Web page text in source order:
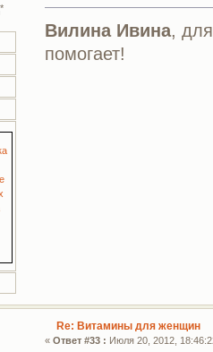
Вилина Ивина,
помогает!
Re: Витамины для женщин
«Ответ #33 : Июля 20, 2012,